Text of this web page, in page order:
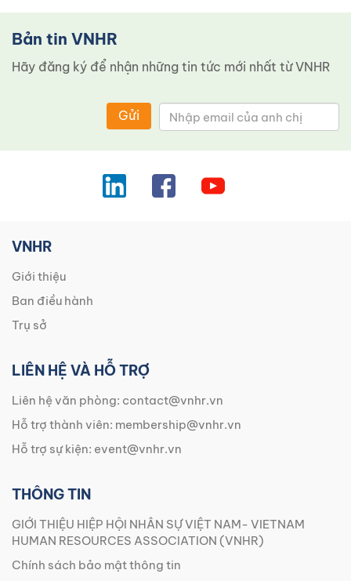
Bản tin VNHR
Hãy đăng ký để nhận những tin tức mới nhất từ ​​VNHR
Gửi
VNHR
Giới thiệu
Ban điều hành
Trụ sở
LIÊN HỆ VÀ HỖ TRỢ
Liên hệ văn phòng: contact@vnhr.vn
Hỗ trợ thành viên: membership@vnhr.vn
Hỗ trợ sự kiện: event@vnhr.vn
THÔNG TIN
GIỚI THIỆU HIỆP HỘI NHÂN SỰ VIỆT NAM- VIETNAM
HUMAN RESOURCES ASSOCIATION (VNHR)
Chính sách bảo mật thông tin